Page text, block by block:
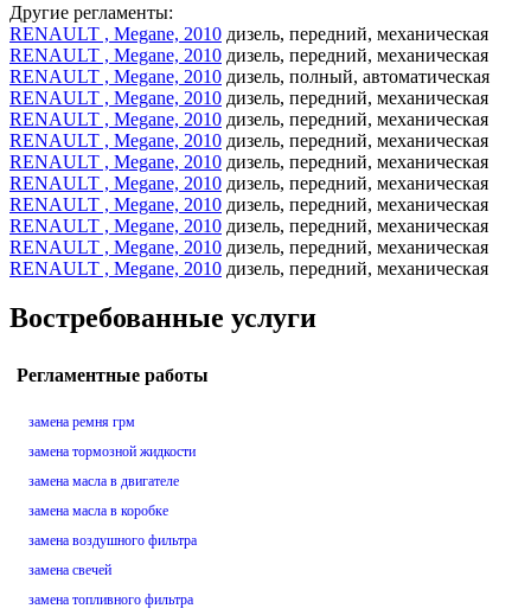
Другие регламенты:
RENAULT , Megane, 2010 дизель, передний, механическая
RENAULT , Megane, 2010 дизель, передний, механическая
RENAULT , Megane, 2010 дизель, полный, автоматическая
RENAULT , Megane, 2010 дизель, передний, механическая
RENAULT , Megane, 2010 дизель, передний, механическая
RENAULT , Megane, 2010 дизель, передний, механическая
RENAULT , Megane, 2010 дизель, передний, механическая
RENAULT , Megane, 2010 дизель, передний, механическая
RENAULT , Megane, 2010 дизель, передний, механическая
RENAULT , Megane, 2010 дизель, передний, механическая
RENAULT , Megane, 2010 дизель, передний, механическая
RENAULT , Megane, 2010 дизель, передний, механическая
Востребованные услуги
Регламентные работы
замена ремня грм
замена тормозной жидкости
замена масла в двигателе
замена масла в коробке
замена воздушного фильтра
замена свечей
замена топливного фильтра